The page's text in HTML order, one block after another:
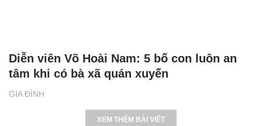
GIA ĐÌNH
Diễn viên Võ Hoài Nam: 5 bố con luôn an
tâm khi có bà xã quán xuyến
XEM THÊM BÀI VIẾT